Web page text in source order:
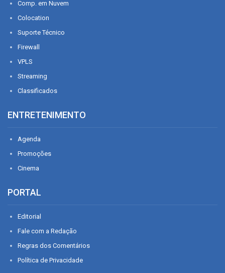
Comp. em Nuvem
Colocation
Suporte Técnico
Firewall
VPLS
Streaming
Classificados
ENTRETENIMENTO
Agenda
Promoções
Cinema
PORTAL
Editorial
Fale com a Redação
Regras dos Comentários
Política de Privacidade